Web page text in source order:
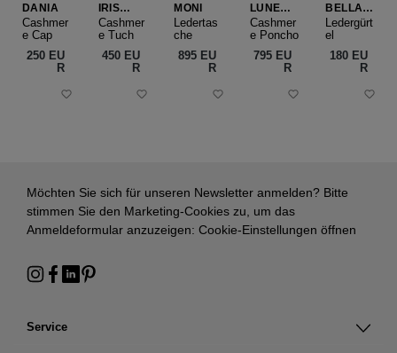
DANIA
Cashmer
e Cap
250 EU
R
IRIS
CASHME
RE
Cashmer
e Tuch
450 EU
R
MONI
Ledertas
che
895 EU
R
LUNEA
CAPE
Cashmer
e Poncho
795 EU
R
BELLA
SLIM
Ledergürt
el
180 EU
R
Service
Möchten Sie sich für unseren Newsletter anmelden? Bitte
stimmen Sie den Marketing-Cookies zu, um das
Anmeldeformular anzuzeigen: Cookie-Einstellungen öffnen